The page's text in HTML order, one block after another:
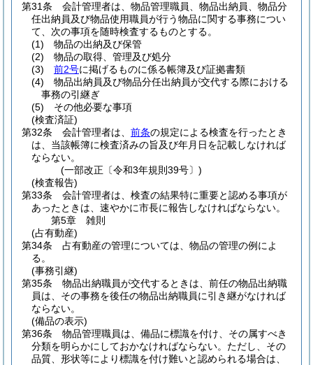
第31条
会計管理者は、物品管理職員、物品出納員、物品分
任出納員及び物品使用職員が行う物品に関する事務につい
て、次の事項を随時検査するものとする。
(1)
物品の出納及び保管
(2)
物品の取得、管理及び処分
(3)
前2号に掲げるものに係る帳簿及び証拠書類
(4)
物品出納員及び物品分任出納員が交代する際における
事務の引継ぎ
(5)
その他必要な事項
(検査済証)
第32条
会計管理者は、 前条の規定による検査を行ったとき
は、当該帳簿に検査済みの旨及び年月日を記載しなければ
ならない。
(一部改正〔令和3年規則39号〕)
(検査報告)
第33条
会計管理者は、検査の結果特に重要と認める事項が
あったときは、速やかに市長に報告しなければならない。
第5章
雑則
(占有動産)
第34条
占有動産の管理については、物品の管理の例によ
る。
(事務引継)
第35条
物品出納職員が交代するときは、前任の物品出納職
員は、その事務を後任の物品出納職員に引き継がなければ
ならない。
(備品の表示)
第36条
物品管理職員は、備品に標識を付け、その属すべき
分類を明らかにしておかなければならない。 ただし、その
品質、形状等により標識を付け難いと認められる場合は、